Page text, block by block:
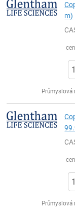
m)
Průmyslová
Průmyslová